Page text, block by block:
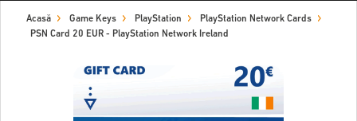
navigation
Acasă Game Keys PlayStation
PlayStation Network Cards
PSN Card 20 EUR - PlayStation Network Ireland